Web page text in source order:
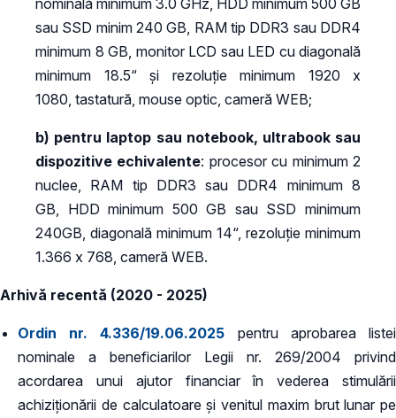
sau SSD minim 240 GB, RAM tip DDR3 sau DDR4
minimum 8 GB, monitor LCD sau LED cu diagonală
minimum 18.5“ și rezoluție minimum 1920 x
1080, tastatură, mouse optic, cameră WEB;
b) pentru laptop sau notebook, ultrabook sau
dispozitive echivalente: procesor cu minimum 2
nuclee, RAM tip DDR3 sau DDR4 minimum 8
GB, HDD minimum 500 GB sau SSD minimum
240GB, diagonală minimum 14“, rezoluție minimum
1.366 x 768, cameră WEB.
Arhivă recentă (2020 - 2025)
Ordin nr. 4.336/19.06.2025 pentru aprobarea listei
nominale a beneficiarilor Legii nr. 269/2004 privind
acordarea unui ajutor financiar în vederea stimulării
achiziționării de calculatoare și venitul maxim brut lunar pe